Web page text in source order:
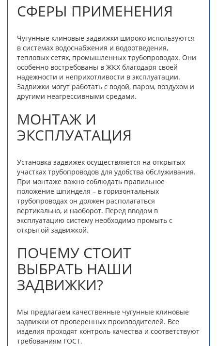
СФЕРЫ ПРИМЕНЕНИЯ
Чугунные клиновые задвижки широко используются
в системах водоснабжения и водоотведения,
тепловых сетях, промышленных трубопроводах. Они
особенно востребованы в ЖКХ благодаря своей
надежности и неприхотливости в эксплуатации.
Задвижки могут работать с водой, паром, воздухом и
другими неагрессивными средами.
МОНТАЖ И
ЭКСПЛУАТАЦИЯ
Установка задвижек осуществляется на открытых
участках трубопроводов для удобства обслуживания.
При монтаже важно соблюдать правильное
положение шпинделя – в горизонтальных
трубопроводах он должен располагаться
вертикально, и наоборот. Перед вводом в
эксплуатацию систему необходимо промыть с
открытой задвижкой.
ПОЧЕМУ СТОИТ
ВЫБРАТЬ НАШИ
ЗАДВИЖКИ?
Мы предлагаем качественные чугунные клиновые
задвижки от проверенных производителей. Все
изделия проходят контроль качества и соответствуют
требованиям ГОСТ.